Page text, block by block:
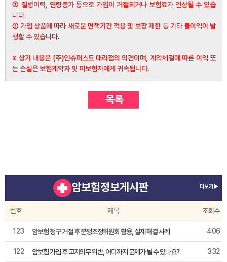
① 질병이력, 연령증가 등으로 가입이 거절되거나 보험료가 인상될 수 있습
니다.
② 가입 상품에 따라 새로운 면책기간 적용 및 보장 제한 등 기타 불이익이 발
생할 수 있습니다.
※ 상기 내용은 (주)인슈퍼스트 대리점의 의견이며, 계약체결에 따른 이익 또
는 손실은 보험계약자 및 피보험자에게 귀속됩니다.
암보험정보게시판 더보기▶
번호 제목 조회수
123 암보험 청구 거절 후 분쟁조정위원회 활용, 실제 해결 사례 406
122 암보험 가입 후 고지의무 위반, 어디까지 문제가 될 수 있나요? 332